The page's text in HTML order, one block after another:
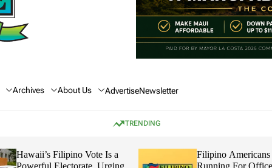
Archives About Us AdvertiseNewsletter
TRENDING
Hawaii’s Filipino Vote Is a
Powerful Electorate, Urging
Filipino
Running For